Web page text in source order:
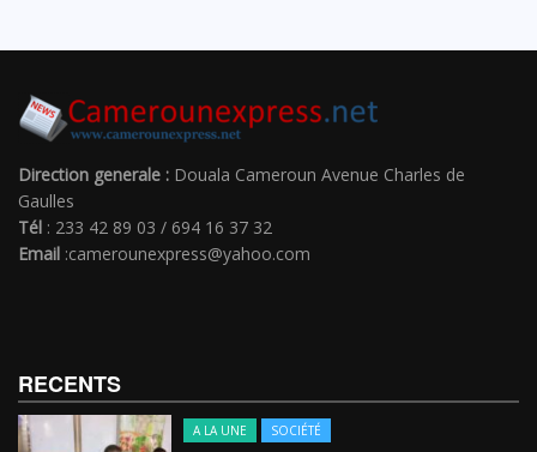
Direction generale : Douala Cameroun Avenue Charles de
Gaulles
Tél : 233 42 89 03 / 694 16 37 32
Email :camerounexpress@yahoo.com
RECENTS
A LA UNE SOCIÉTÉ